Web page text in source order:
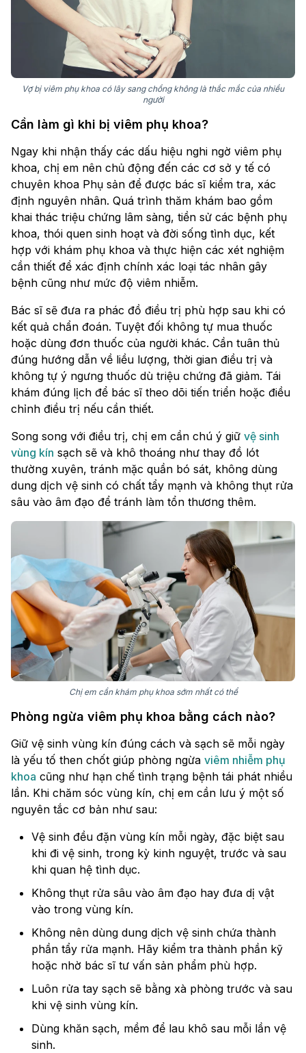
Vợ bị viêm phụ khoa có lây sang chồng không là thắc mắc của nhiều
người
Cần làm gì khi bị viêm phụ khoa?
Ngay khi nhận thấy các dấu hiệu nghi ngờ viêm phụ
khoa, chị em nên chủ động đến các cơ sở y tế có
chuyên khoa Phụ sản để được bác sĩ kiểm tra, xác
định nguyên nhân. Quá trình thăm khám bao gồm
khai thác triệu chứng lâm sàng, tiền sử các bệnh phụ
khoa, thói quen sinh hoạt và đời sống tình dục, kết
hợp với khám phụ khoa và thực hiện các xét nghiệm
cần thiết để xác định chính xác loại tác nhân gây
bệnh cũng như mức độ viêm nhiễm.
Bác sĩ sẽ đưa ra phác đồ điều trị phù hợp sau khi có
kết quả chẩn đoán. Tuyệt đối không tự mua thuốc
hoặc dùng đơn thuốc của người khác. Cần tuân thủ
đúng hướng dẫn về liều lượng, thời gian điều trị và
không tự ý ngưng thuốc dù triệu chứng đã giảm. Tái
khám đúng lịch để bác sĩ theo dõi tiến triển hoặc điều
chỉnh điều trị nếu cần thiết.
Song song với điều trị, chị em cần chú ý giữ vệ sinh
vùng kín sạch sẽ và khô thoáng như thay đồ lót
thường xuyên, tránh mặc quần bó sát, không dùng
dung dịch vệ sinh có chất tẩy mạnh và không thụt rửa
sâu vào âm đạo để tránh làm tổn thương thêm.
Chị em cần khám phụ khoa sớm nhất có thể
Phòng ngừa viêm phụ khoa bằng cách nào?
Giữ vệ sinh vùng kín đúng cách và sạch sẽ mỗi ngày
là yếu tố then chốt giúp phòng ngừa viêm nhiễm phụ
khoa cũng như hạn chế tình trạng bệnh tái phát nhiều
lần. Khi chăm sóc vùng kín, chị em cần lưu ý một số
nguyên tắc cơ bản như sau:
Vệ sinh đều đặn vùng kín mỗi ngày, đặc biệt sau
khi đi vệ sinh, trong kỳ kinh nguyệt, trước và sau
khi quan hệ tình dục.
Không thụt rửa sâu vào âm đạo hay đưa dị vật
vào trong vùng kín.
Không nên dùng dung dịch vệ sinh chứa thành
phần tẩy rửa mạnh. Hãy kiểm tra thành phần kỹ
hoặc nhờ bác sĩ tư vấn sản phẩm phù hợp.
Luôn rửa tay sạch sẽ bằng xà phòng trước và sau
khi vệ sinh vùng kín.
Dùng khăn sạch, mềm để lau khô sau mỗi lần vệ
sinh.